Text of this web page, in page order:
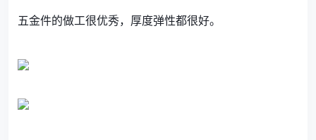
五金件的做工很优秀，厚度弹性都很好。